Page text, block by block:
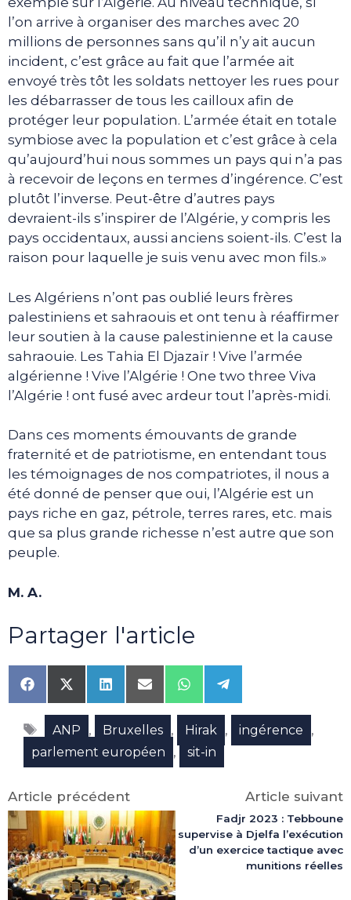
l’on arrive à organiser des marches avec 20
millions de personnes sans qu’il n’y ait aucun
incident, c’est grâce au fait que l’armée ait
envoyé très tôt les soldats nettoyer les rues pour
les débarrasser de tous les cailloux afin de
protéger leur population. L’armée était en totale
symbiose avec la population et c’est grâce à cela
qu’aujourd’hui nous sommes un pays qui n’a pas
à recevoir de leçons en termes d’ingérence. C’est
plutôt l’inverse. Peut-être d’autres pays
devraient-ils s’inspirer de l’Algérie, y compris les
pays occidentaux, aussi anciens soient-ils. C’est la
raison pour laquelle je suis venu avec mon fils.»
Les Algériens n’ont pas oublié leurs frères
palestiniens et sahraouis et ont tenu à réaffirmer
leur soutien à la cause palestinienne et la cause
sahraouie. Les Tahia El Djazaïr ! Vive l’armée
algérienne ! Vive l’Algérie ! One two three Viva
l’Algérie ! ont fusé avec ardeur tout l’après-midi.
Dans ces moments émouvants de grande
fraternité et de patriotisme, en entendant tous
les témoignages de nos compatriotes, il nous a
été donné de penser que oui, l’Algérie est un
pays riche en gaz, pétrole, terres rares, etc. mais
que sa plus grande richesse n’est autre que son
peuple.
M. A.
Partager l'article
Share
on
Facebook
Share
on
X
(Twitter)
Share
on
LinkedIn
Share
on
Email
Share
on
WhatsApp
Share
on
Telegram
Étiquettes
ANP , Bruxelles , Hirak , ingérence ,
parlement européen , sit-in
Article précédent Article suivant
Fadjr 2023 : Tebboune
supervise à Djelfa l’exécution
d’un exercice tactique avec
munitions réelles